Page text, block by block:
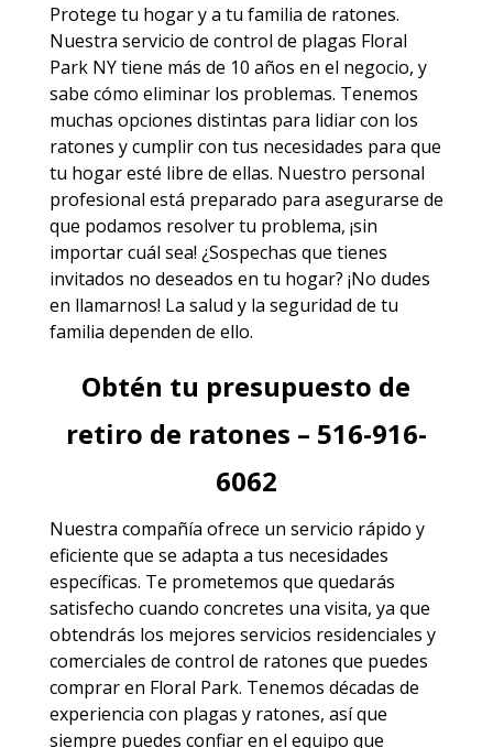
Protege tu hogar y a tu familia de ratones.
Nuestra servicio de control de plagas Floral
Park NYtiene más de 10 años en el negocio, y
sabe cómo eliminar los problemas. Tenemos
muchas opciones distintas para lidiar con los
ratones y cumplir con tus necesidades para que
tu hogar esté libre de ellas. Nuestro personal
profesional está preparado para asegurarse de
que podamos resolver tu problema, ¡sin
importar cuál sea! ¿Sospechas que tienes
invitados no deseados en tu hogar? ¡No dudes
en llamarnos! La salud y la seguridad de tu
familia dependen de ello.
Obtén tu presupuesto de
retiro de ratones – 516-916-
6062
Nuestra compañía ofrece un servicio rápido y
eficiente que se adapta a tus necesidades
específicas. Te prometemos que quedarás
satisfecho cuando concretes una visita, ya que
obtendrás los mejores servicios residenciales y
comerciales de control de ratones que puedes
comprar en Floral Park. Tenemos décadas de
experiencia con plagas y ratones, así que
siempre puedes confiar en el equipo que